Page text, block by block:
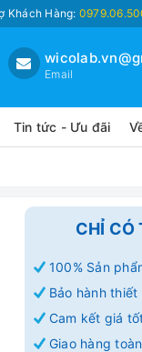
Khách Hàng:
Email
Tin tức - Ưu đãi
CHỈ CÓ
100% Sản
Bảo hành
Cam kết giá
Giao hàng